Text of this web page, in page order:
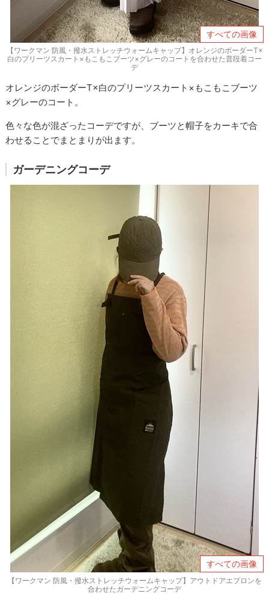
すべての画像
【ワークマン 防風・撥水ストレッチウォームキャップ】オレンジのボーダーT×
白のプリーツスカート×もこもこブーツ×グレーのコートを合わせた普段着コー
デ
オレンジのボーダーT×白のプリーツスカート×もこもこブーツ
×グレーのコート。
色々な色が混ざったコーデですが、ブーツと帽子をカーキで合
わせることでまとまりが出ます。
ガーデニングコーデ
すべての画像
【ワークマン 防風・撥水ストレッチウォームキャップ】アウトドアエプロンを
合わせたガーデニングコーデ